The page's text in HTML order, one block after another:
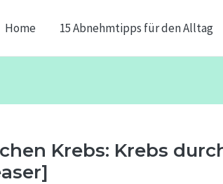
Home 15 Abnehmtipps für den Alltag
Krebs: Krebs